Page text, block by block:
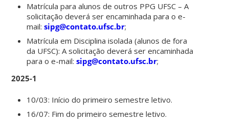
Matrícula para alunos de outros PPG UFSC – A
solicitação deverá ser encaminhada para o e-
mail:sipg@contato.ufsc.br;
Matrícula em Disciplina isolada (alunos de fora
da UFSC): A solicitação deverá ser encaminhada
para o e-mail:sipg@contato.ufsc.br;
2025-1
10/03: Início do primeiro semestre letivo.
16/07: Fim do primeiro semestre letivo.